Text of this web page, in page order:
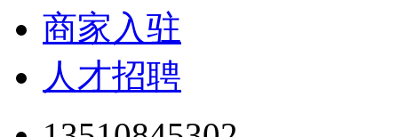
商家入驻
人才招聘